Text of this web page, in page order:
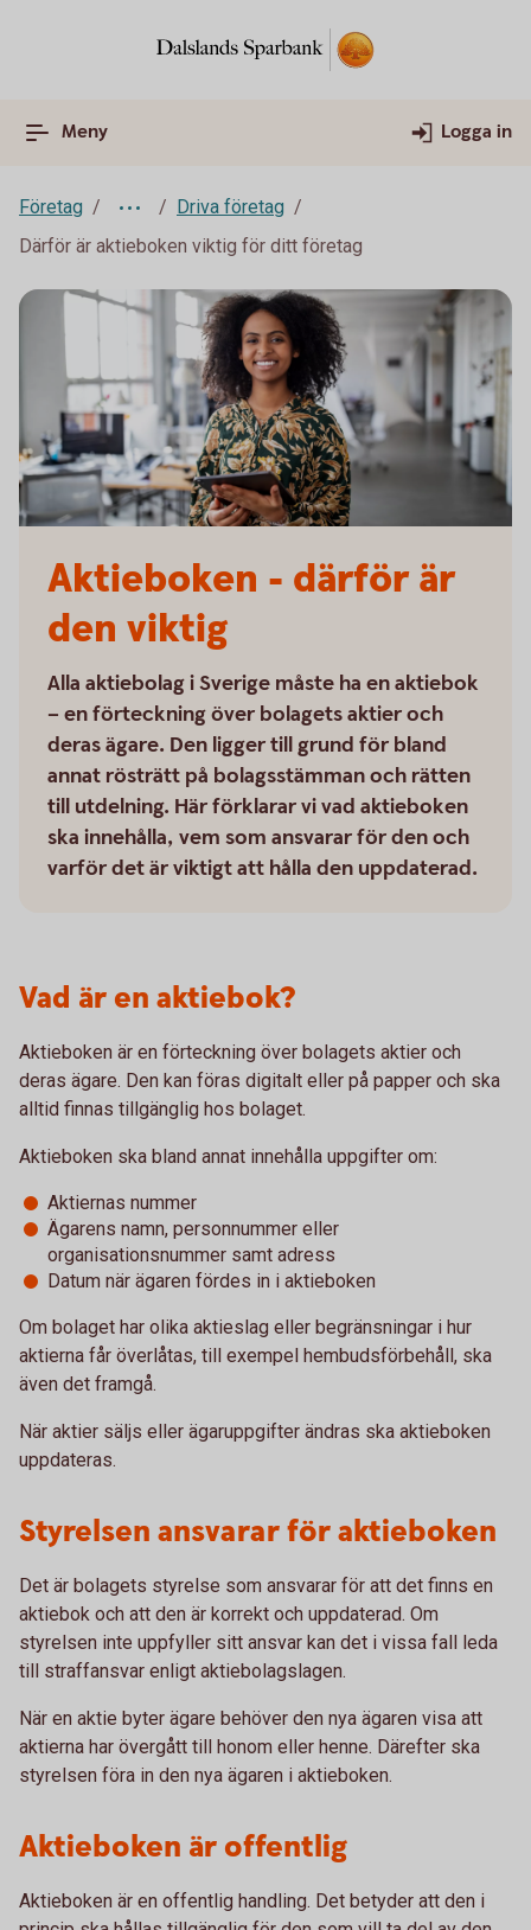
Meny Logga in
Företag
Driva företag
Därför är aktieboken viktig för ditt företag
Aktieboken - därför är
den viktig
Alla aktiebolag i Sverige måste ha en aktiebok
– en förteckning över bolagets aktier och
deras ägare. Den ligger till grund för bland
annat rösträtt på bolagsstämman och rätten
till utdelning. Här förklarar vi vad aktieboken
ska innehålla, vem som ansvarar för den och
varför det är viktigt att hålla den uppdaterad.
Vad är en aktiebok?
Aktieboken är en förteckning över bolagets aktier och
deras ägare. Den kan föras digitalt eller på papper och ska
alltid finnas tillgänglig hos bolaget.
Aktieboken ska bland annat innehålla uppgifter om:
Aktiernas nummer
Ägarens namn, personnummer eller
organisationsnummer samt adress
Datum när ägaren fördes in i aktieboken
Om bolaget har olika aktieslag eller begränsningar i hur
aktierna får överlåtas, till exempel hembudsförbehåll, ska
även det framgå.
När aktier säljs eller ägaruppgifter ändras ska aktieboken
uppdateras.
Styrelsen ansvarar för aktieboken
Det är bolagets styrelse som ansvarar för att det finns en
aktiebok och att den är korrekt och uppdaterad. Om
styrelsen inte uppfyller sitt ansvar kan det i vissa fall leda
till straffansvar enligt aktiebolagslagen.
När en aktie byter ägare behöver den nya ägaren visa att
aktierna har övergått till honom eller henne. Därefter ska
styrelsen föra in den nya ägaren i aktieboken.
Aktieboken är offentlig
Aktieboken är en offentlig handling. Det betyder att den i